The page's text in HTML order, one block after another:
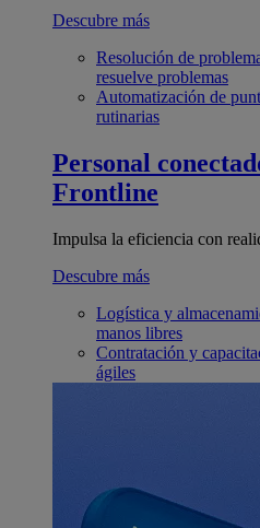
Descubre más
Resolución de
resuelve problemas
Automatización de
rutinarias
Personal
Frontline
Impulsa la eficiencia con
Descubre más
Logística y
manos libres
Contratación y
ágiles